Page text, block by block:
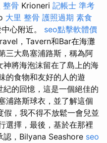
整骨 Krioneri 記帳士 準考
大里 整骨 護照過期 素食
心附近。 seo點擊軟體價
，Tavern和Bar在海灘
三大島塞浦路斯，稱為阿
將海泡沫留在了島上的海
的食物和友好的人的遊
的回憶，這是一個絕佳的
浦路斯球衣，並了解這個
假，我不得不放鬆一會兒並
選擇，最後，基於在那裡
認，Bilyana Seashore seo